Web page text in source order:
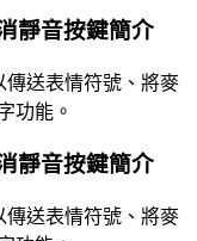
靜音按鍵簡介
傳送表情符號、將麥
功能。
靜音按鍵簡介
傳送表情符號、將麥